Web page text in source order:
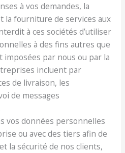
à vos demandes, la
la fourniture de services aux
à ces sociétés d’utiliser
à des fins autres que
imposées par nous ou par la
incluent par
de livraison, les
de messages
vos données personnelles
ou avec des tiers afin de
la sécurité de nos clients,